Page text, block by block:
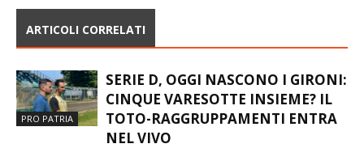
ARTICOLI CORRELATI
PRO PATRIA
SERIE D, OGGI NASCONO I GIRONI:
CINQUE VARESOTTE INSIEME? IL
TOTO-RAGGRUPPAMENTI ENTRA
NEL VIVO